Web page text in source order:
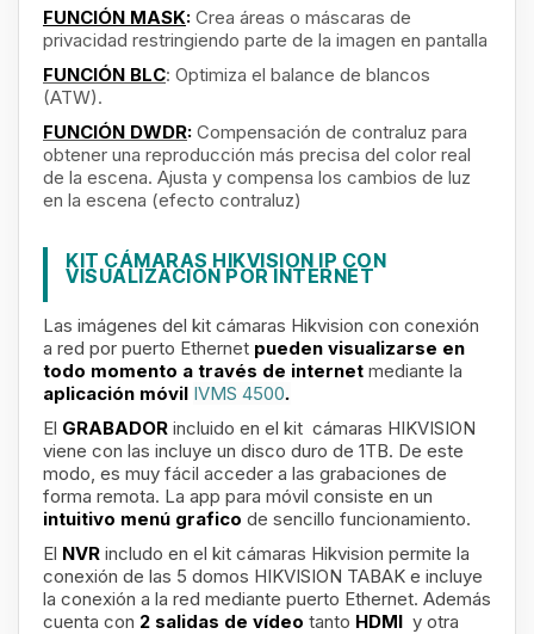
FUNCIÓN MASK: Crea áreas o máscaras de
privacidad restringiendo parte de la imagen en pantalla
FUNCIÓN BLC: Optimiza el balance de blancos
(ATW).
FUNCIÓN DWDR: Compensación de contraluz para
obtener una reproducción más precisa del color real
de la escena. Ajusta y compensa los cambios de luz
en la escena (efecto contraluz)
KIT CÁMARAS HIKVISION IP CON
VISUALIZACIÓN POR INTERNET
Las imágenes del kit cámaras Hikvision con conexión
a red por puerto Ethernet pueden visualizarse en
todo momento a través de internet mediante la
aplicación móvil IVMS 4500.
El GRABADOR incluido en el kit cámaras HIKVISION
viene con las incluye un disco duro de 1TB. De este
modo, es muy fácil acceder a las grabaciones de
forma remota. La app para móvil consiste en un
intuitivo menú grafico de sencillo funcionamiento.
El NVR includo en el kit cámaras Hikvision permite la
conexión de las 5 domos HIKVISION TABAK e incluye
la conexión a la red mediante puerto Ethernet. Además
cuenta con 2 salidas de vídeo tanto HDMI y otra